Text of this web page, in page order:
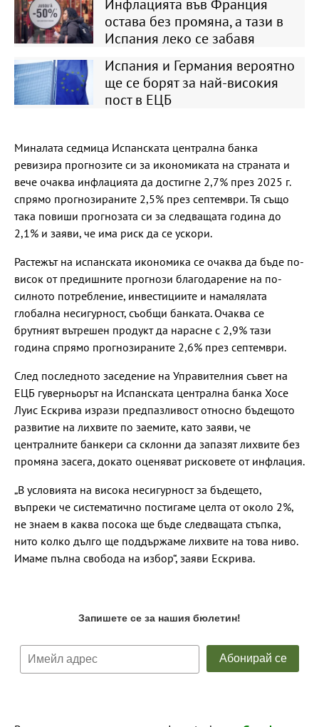
Инфлацията във Франция
остава без промяна, а тази в
Испания леко се забавя
Испания и Германия вероятно
ще се борят за най-високия
пост в ЕЦБ
Миналата седмица Испанската централна банка
ревизира прогнозите си за икономиката на страната и
вече очаква инфлацията да достигне 2,7% през 2025 г.
спрямо прогнозираните 2,5% през септември. Тя също
така повиши прогнозата си за следващата година до
2,1% и заяви, че има риск да се ускори.
Растежът на испанската икономика се очаква да бъде по-
висок от предишните прогнози благодарение на по-
силното потребление, инвестициите и намалялата
глобална несигурност, съобщи банката. Очаква се
брутният вътрешен продукт да нарасне с 2,9% тази
година спрямо прогнозираните 2,6% през септември.
След последното заседение на Управителния съвет на
ЕЦБ гуверньорът на Испанската централна банка Хосе
Луис Ескрива изрази предпазливост относно бъдещото
развитие на лихвите по заемите, като заяви, че
централните банкери са склонни да запазят лихвите без
промяна засега, докато оценяват рисковете от инфлация.
„В условията на висока несигурност за бъдещето,
въпреки че систематично постигаме целта от около 2%,
не знаем в каква посока ще бъде следващата стъпка,
нито колко дълго ще поддържаме лихвите на това ниво.
Имаме пълна свобода на избор“, заяви Ескрива.